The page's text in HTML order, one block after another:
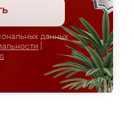
данных